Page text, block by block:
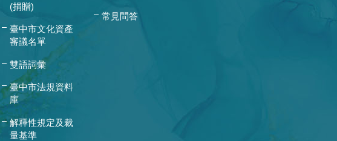
(捐贈)
臺中市文化資產
審議名單
雙語詞彙
臺中市法規資料
庫
解釋性規定及裁
量基準
常見問答